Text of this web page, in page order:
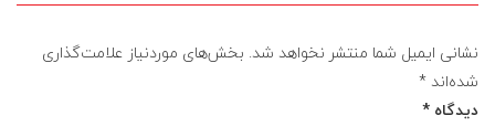
نشانی ایمیل شما منتشر نخواهد شد. بخش‌های موردنیاز علامت‌گذاری
شده‌اند *
دیدگاه *